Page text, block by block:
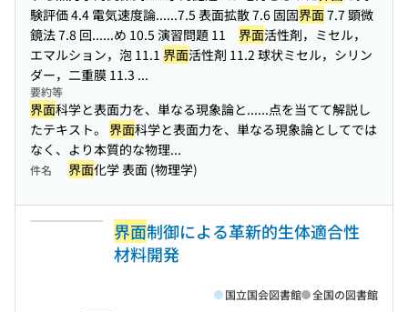
験評価 4.4 電気速度論......7.5 表面拡散 7.6 固固界面7.7 顕微
鏡法 7.8 回......め 10.5 演習問題 11 界面活性剤，ミセル，
エマルション，泡 11.1 界面活性剤 11.2 球状ミセル，シリン
ダー，二重膜 11.3 ...
要約等
界面科学と表面力を、単なる現象論と......点を当てて解説し
たテキスト。 界面科学と表面力を、単なる現象論としてでは
なく、より本質的な物理...
件名 界面化学 表面 (物理学)
界面制御による革新的生体適合性
材料開発
国立国会図書館 全国の図書館